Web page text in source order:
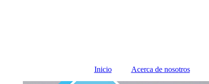
Inicio Acerca de nosotros